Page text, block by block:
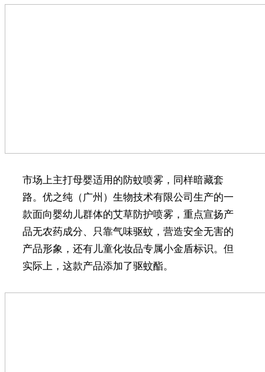
市场上主打母婴适用的防蚊喷雾，同样暗藏套
路。优之纯（广州）生物技术有限公司生产的一
款面向婴幼儿群体的艾草防护喷雾，重点宣扬产
品无农药成分、只靠气味驱蚊，营造安全无害的
产品形象，还有儿童化妆品专属小金盾标识。但
实际上，这款产品添加了驱蚊酯。